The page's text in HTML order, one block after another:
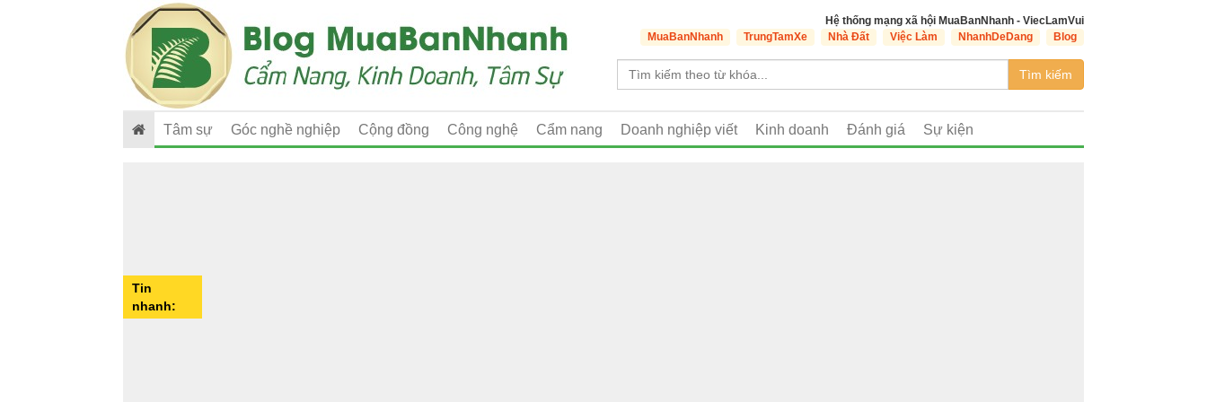
Hệ thống mạng xã hội MuaBanNhanh - ViecLamVui
MuaBanNhanh
TrungTamXe Nhà Đất Việc Làm NhanhDeDang Blog
Tìm kiếm
Tâm sự Góc nghề nghiệp Cộng đồng Công nghệ Cẩm nang Doanh nghiệp viết Kinh doanh Đánh giá Sự kiện
Tin
nhanh: